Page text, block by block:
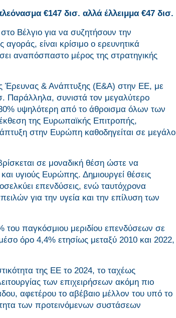
€147 δισ. αλλά έλλειμμα €47 δισ.
Βέλγιο για να συζητήσουν την
είναι κρίσιμο ο ερευνητικά
αναπόσπαστο μέρος της στρατηγικής
Έρευνας & Ανάπτυξης (Ε&Α) στην ΕΕ, με
Παράλληλα, συνιστά τον μεγαλύτερο
υψηλότερη από το άθροισμα όλων των
της Ευρωπαϊκής Επιτροπής,
στην Ευρώπη καθοδηγείται σε μεγάλο
σε μοναδική θέση ώστε να
υγιούς Ευρώπης. Δημιουργεί θέσεις
επενδύσεις, ενώ ταυτόχρονα
για την υγεία και την επίλυση των
του παγκόσμιου μεριδίου επενδύσεων σε
όρο 4,4% ετησίως μεταξύ 2010 και 2022,
της ΕΕ το 2024, το ταχέως
των επιχειρήσεων ακόμη πιο
αφετέρου το αβέβαιο μέλλον του υπό το
των προτεινόμενων συστάσεων